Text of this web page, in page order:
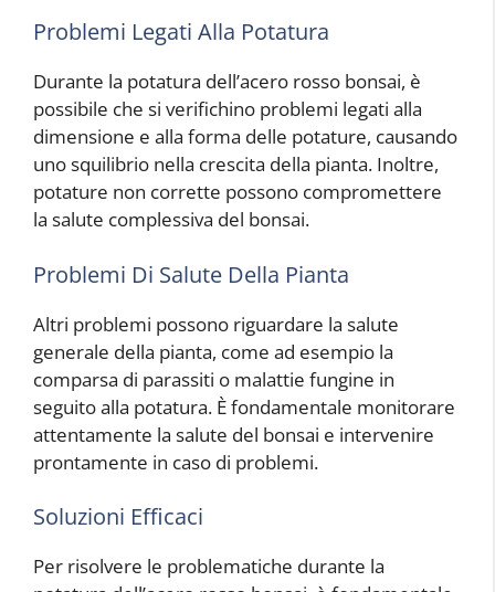
Problemi Legati Alla Potatura
Durante la potatura dell’acero rosso bonsai, è
possibile che si verifichino problemi legati alla
dimensione e alla forma delle potature, causando
uno squilibrio nella crescita della pianta. Inoltre,
potature non corrette possono compromettere
la salute complessiva del bonsai.
Problemi Di Salute Della Pianta
Altri problemi possono riguardare la salute
generale della pianta, come ad esempio la
comparsa di parassiti o malattie fungine in
seguito alla potatura. È fondamentale monitorare
attentamente la salute del bonsai e intervenire
prontamente in caso di problemi.
Soluzioni Efficaci
Per risolvere le problematiche durante la